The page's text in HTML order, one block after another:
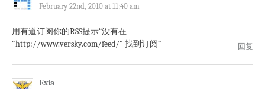
February 22nd, 2010 at 11:40 am
用有道订阅你的RSS提示“没有在
"http://www.versky.com/feed/" 找到订阅”
回复
Exia